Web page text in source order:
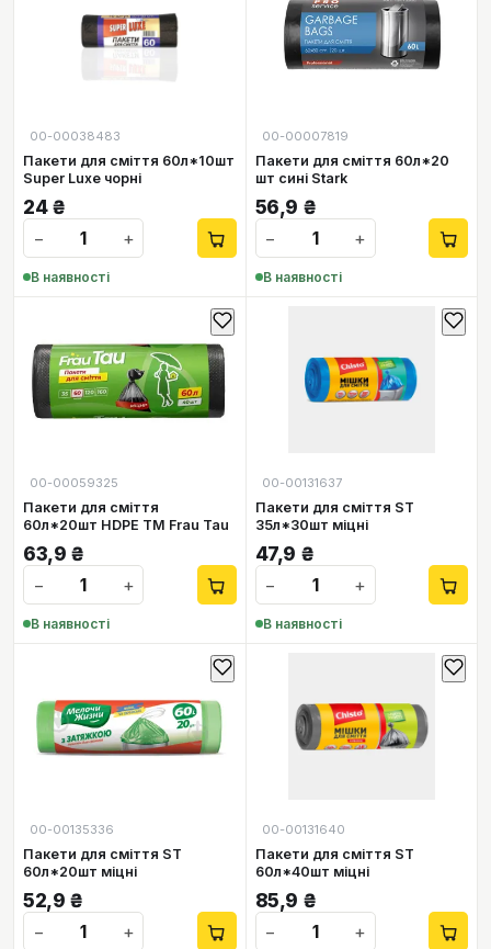
00-00038483
Пакети для сміття 60л*10шт
Super Luxe чорні
24₴
−
+
В наявності
00-00007819
Пакети для сміття 60л*20
шт сині Stark
56,9 ₴
−
+
В наявності
00-00059325
Пакети для сміття
60л*20шт HDPE TM Frau Tau
63,9 ₴
−
+
В наявності
00-00131637
Пакети для сміття ST
35л*30шт міцні
47,9 ₴
−
+
В наявності
00-00135336
Пакети для сміття ST
60л*20шт міцні
52,9 ₴
−
+
00-00131640
Пакети для сміття ST
60л*40шт міцні
85,9 ₴
−
+